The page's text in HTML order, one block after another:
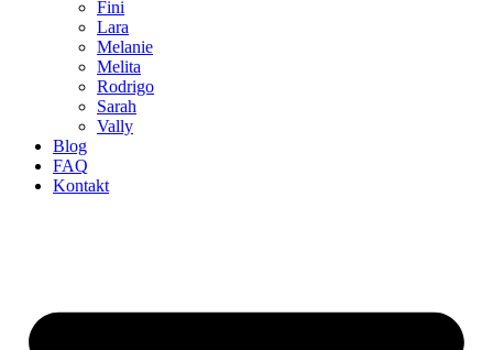
Fini
Lara
Melanie
Melita
Rodrigo
Sarah
Vally
Blog
FAQ
Kontakt